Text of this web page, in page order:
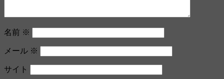
名前 ※
メール ※
サイト